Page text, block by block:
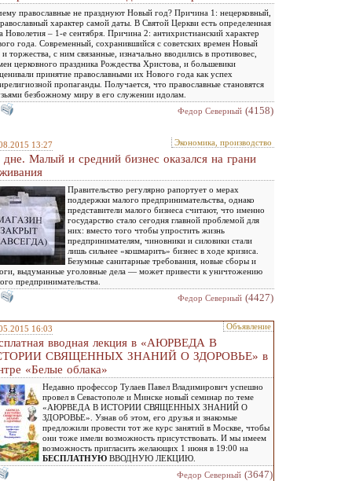
православные не празднуют Новый год? Причина 1: нецерковный,
характер самой даты. В Святой Церкви есть определенная
Новолетия – 1-е сентября. Причина 2: антихристианский характер
года. Современный, сохранившийся с советских времен Новый
и торжества, с ним связанные, изначально вводились в противовес,
церковного праздника Рождества Христова, и большевики
принятие православными их Нового года как успех
пропаганды. Получается, что православные становятся
безбожному миру в его служении идолам.
Федор Северный (4158)
13:27 Экономика, производство
Малый и средний бизнес оказался на грани
Правительство регулярно рапортует о мерах
поддержки малого предпринимательства, однако
представители малого бизнеса считают, что именно
государство стало сегодня главной проблемой для
них: вместо того чтобы упростить жизнь
предпринимателям, чиновники и силовики стали
лишь сильнее «кошмарить» бизнес в ходе кризиса.
Безумные санитарные требования, новые сборы и
выдуманные уголовные дела — может привести к уничтожению
предпринимательства.
Федор Северный (4427)
16:03 Объявление
вводная лекция в «АЮРВЕДА В
СВЯЩЕННЫХ ЗНАНИЙ О ЗДОРОВЬЕ» в
«Белые облака»
Недавно профессор Тулаев Павел Владимирович успешно
провел в Севастополе и Минске новый семинар по теме
«АЮРВЕДА В ИСТОРИИ СВЯЩЕННЫХ ЗНАНИЙ О
ЗДОРОВЬЕ». Узнав об этом, его друзья и знакомые
предложили провести тот же курс занятий в Москве, чтобы
они тоже имели возможность присутствовать. И мы имеем
возможность пригласить желающих 1 июня в 19:00 на
БЕСПЛАТНУЮ ВВОДНУЮ ЛЕКЦИЮ.
Федор Северный (3647)